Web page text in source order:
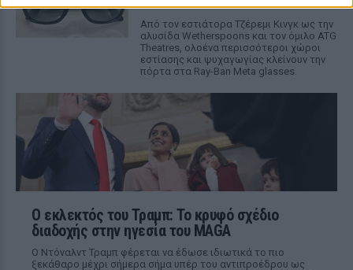
Από τον εστιάτορα Τζέρεμι Κινγκ ως την
αλυσίδα Wetherspoons και τον όμιλο ATG
Theatres, ολοένα περισσότεροι χώροι
εστίασης και ψυχαγωγίας κλείνουν την
πόρτα στα Ray-Ban Meta glasses.
Ο εκλεκτός του Τραμπ: Το κρυφό σχέδιο
διαδοχής στην ηγεσία του MAGA
Ο Ντόναλντ Τραμπ φέρεται να έδωσε ιδιωτικά το πιο
ξεκάθαρο μέχρι σήμερα σήμα υπέρ του αντιπροέδρου ως